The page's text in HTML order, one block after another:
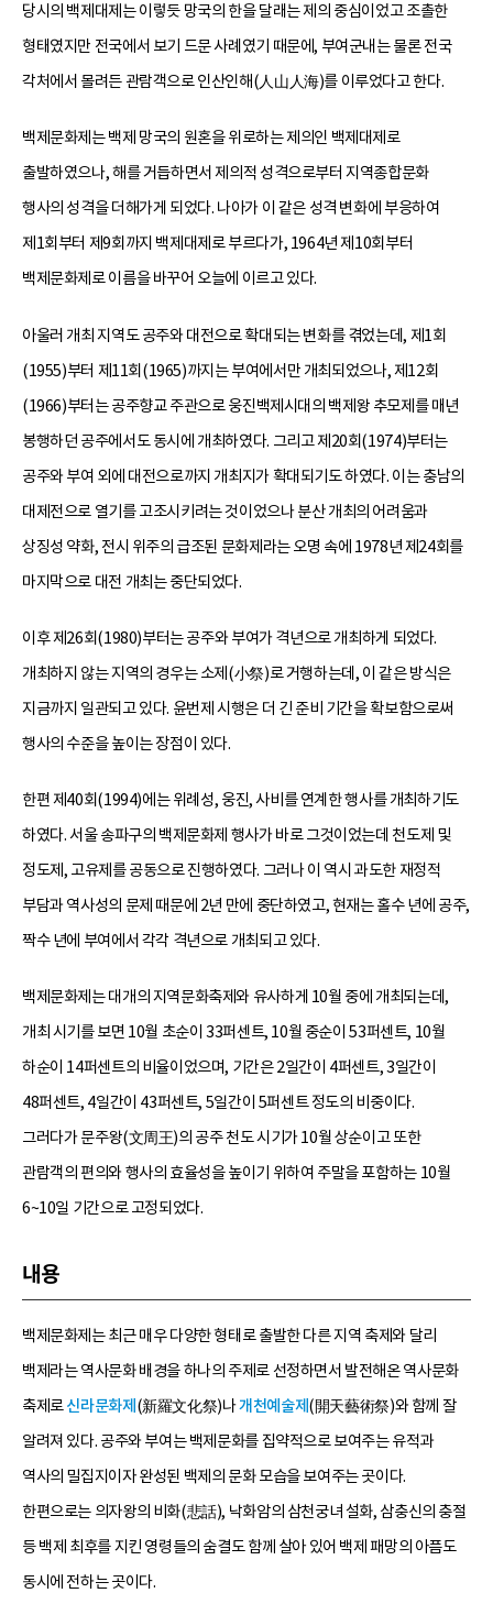
당시의 백제대제는 이렇듯 망국의 한을 달래는 제의 중심이었고 조촐한
형태였지만 전국에서 보기 드문 사례였기 때문에, 부여군내는 물론 전국
각처에서 몰려든 관람객으로 인산인해(人山人海)를 이루었다고 한다.
백제문화제는 백제 망국의 원혼을 위로하는 제의인 백제대제로
출발하였으나, 해를 거듭하면서 제의적 성격으로부터 지역종합문화
행사의 성격을 더해가게 되었다. 나아가 이 같은 성격 변화에 부응하여
제1회부터 제9회까지 백제대제로 부르다가, 1964년 제10회부터
백제문화제로 이름을 바꾸어 오늘에 이르고 있다.
아울러 개최 지역도 공주와 대전으로 확대되는 변화를 겪었는데, 제1회
(1955)부터 제11회(1965)까지는 부여에서만 개최되었으나, 제12회
(1966)부터는 공주향교 주관으로 웅진백제시대의 백제왕 추모제를 매년
봉행하던 공주에서도 동시에 개최하였다. 그리고 제20회(1974)부터는
공주와 부여 외에 대전으로까지 개최지가 확대되기도 하였다. 이는 충남의
대제전으로 열기를 고조시키려는 것이었으나 분산 개최의 어려움과
상징성 약화, 전시 위주의 급조된 문화제라는 오명 속에 1978년 제24회를
마지막으로 대전 개최는 중단되었다.
이후 제26회(1980)부터는 공주와 부여가 격년으로 개최하게 되었다.
개최하지 않는 지역의 경우는 소제(小祭)로 거행하는데, 이 같은 방식은
지금까지 일관되고 있다. 윤번제 시행은 더 긴 준비 기간을 확보함으로써
행사의 수준을 높이는 장점이 있다.
한편 제40회(1994)에는 위례성, 웅진, 사비를 연계한 행사를 개최하기도
하였다. 서울 송파구의 백제문화제 행사가 바로 그것이었는데 천도제 및
정도제, 고유제를 공동으로 진행하였다. 그러나 이 역시 과도한 재정적
부담과 역사성의 문제 때문에 2년 만에 중단하였고, 현재는 홀수 년에 공주,
짝수 년에 부여에서 각각 격년으로 개최되고 있다.
백제문화제는 대개의 지역문화축제와 유사하게 10월 중에 개최되는데,
개최 시기를 보면 10월 초순이 33퍼센트, 10월 중순이 53퍼센트, 10월
하순이 14퍼센트의 비율이었으며, 기간은 2일간이 4퍼센트, 3일간이
48퍼센트, 4일간이 43퍼센트, 5일간이 5퍼센트 정도의 비중이다.
그러다가 문주왕(文周王)의 공주 천도 시기가 10월 상순이고 또한
관람객의 편의와 행사의 효율성을 높이기 위하여 주말을 포함하는 10월
6~10일 기간으로 고정되었다.
내용
백제문화제는 최근 매우 다양한 형태로 출발한 다른 지역 축제와 달리
백제라는 역사문화 배경을 하나의 주제로 선정하면서 발전해온 역사문화
축제로신라문화제 (新羅文化祭)나개천예술제 (開天藝術祭)와 함께 잘
알려져 있다. 공주와 부여는 백제문화를 집약적으로 보여주는 유적과
역사의 밀집지이자 완성된 백제의 문화 모습을 보여주는 곳이다.
한편으로는 의자왕의 비화(悲話), 낙화암의 삼천궁녀 설화, 삼충신의 충절
등 백제 최후를 지킨 영령들의 숨결도 함께 살아 있어 백제 패망의 아픔도
동시에 전하는 곳이다.